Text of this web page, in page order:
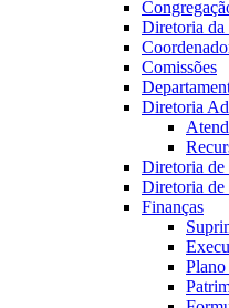
Diretoria da
Comissões
Diretoria
Diretoria de
Diretoria de
Finanças